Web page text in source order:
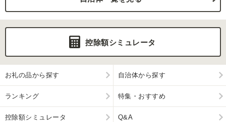
控除額シミュレータ
お礼の品から探す 自治体から探す
ランキング 特集・おすすめ
控除額シミュレータ Q&A